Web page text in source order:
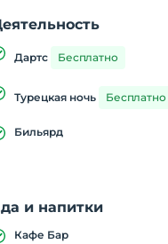
Дартс Бесплатно
Турецкая ночь Бесплатно
Бильярд
и напитки
Кафе Бар